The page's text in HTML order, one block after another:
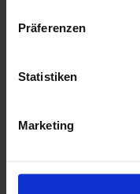
Präferenzen
Statistiken
Marketing
Demo buchen
Hilfe-Center
Anwendungsfälle
DORA